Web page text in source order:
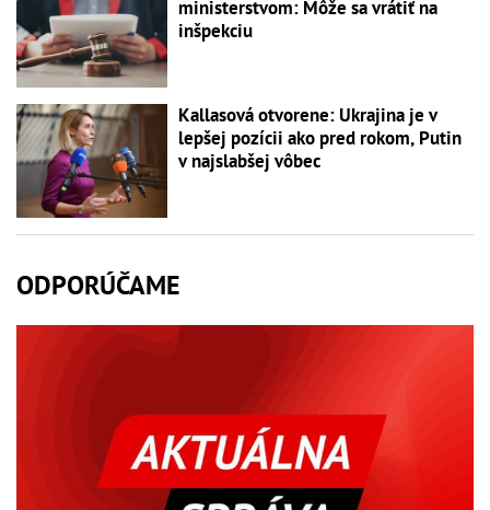
ministerstvom: Môže sa vrátiť na
inšpekciu
Kallasová otvorene: Ukrajina je v
lepšej pozícii ako pred rokom, Putin
v najslabšej vôbec
ODPORÚČAME